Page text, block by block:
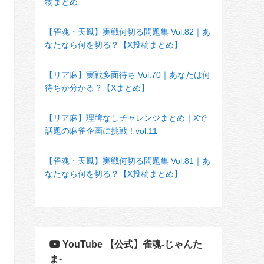
【雀魂・天鳳】実戦何切る問題集 Vol.82｜あ
なたなら何を切る？【X投稿まとめ】
【リア麻】実戦多面待ち Vol.70｜あなたは何
待ちか分かる？【Xまとめ】
【リア麻】理牌なしチャレンジまとめ｜Xで
話題の麻雀企画に挑戦！vol.11
【雀魂・天鳳】実戦何切る問題集 Vol.81｜あ
なたなら何を切る？【X投稿まとめ】
YouTube 【公式】雀魂-じゃんた
ま-